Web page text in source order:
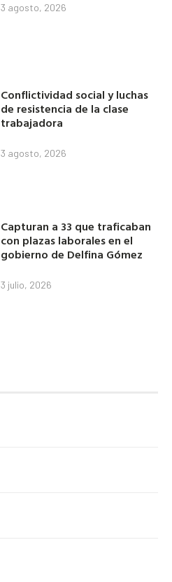
3 agosto, 2026
Conflictividad social y luchas
de resistencia de la clase
trabajadora
3 agosto, 2026
Capturan a 33 que traficaban
con plazas laborales en el
gobierno de Delfina Gómez
3 julio, 2026